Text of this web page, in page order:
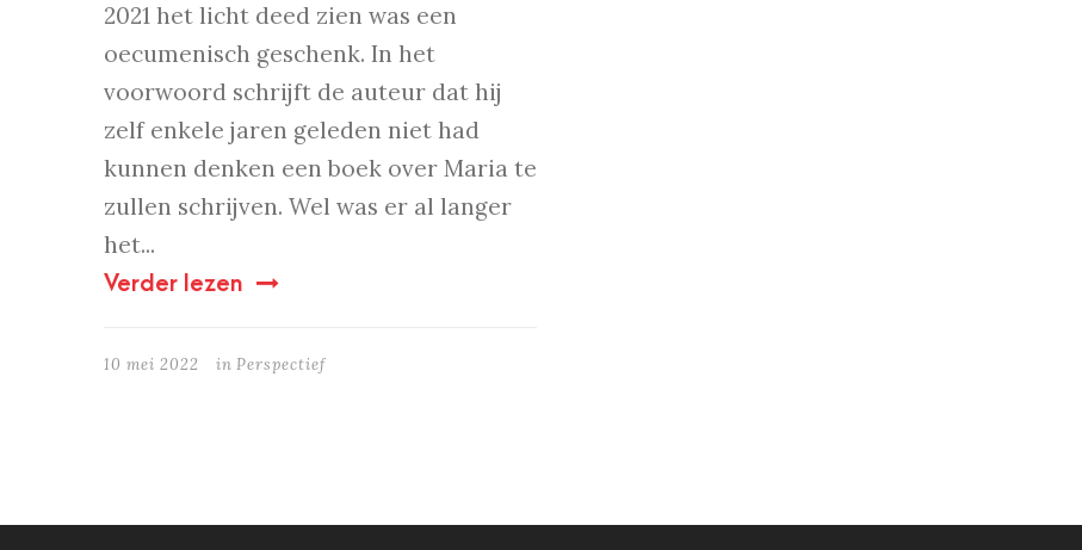
2021 het licht deed zien was een
oecumenisch geschenk. In het
voorwoord schrijft de auteur dat hij
zelf enkele jaren geleden niet had
kunnen denken een boek over Maria te
zullen schrijven. Wel was er al langer
het...
Verder lezen
10 mei 2022 in Perspectief